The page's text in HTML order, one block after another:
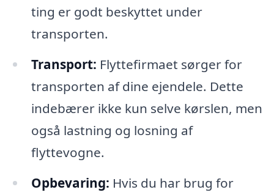
ting er godt beskyttet under
transporten.
Transport: Flyttefirmaet sørger for
transporten af dine ejendele. Dette
indebærer ikke kun selve kørslen, men
også lastning og losning af
flyttevogne.
Opbevaring: Hvis du har brug for